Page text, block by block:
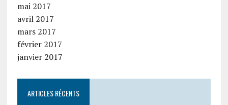
mai 2017
avril 2017
mars 2017
février 2017
janvier 2017
ARTICLES RÉCENTS